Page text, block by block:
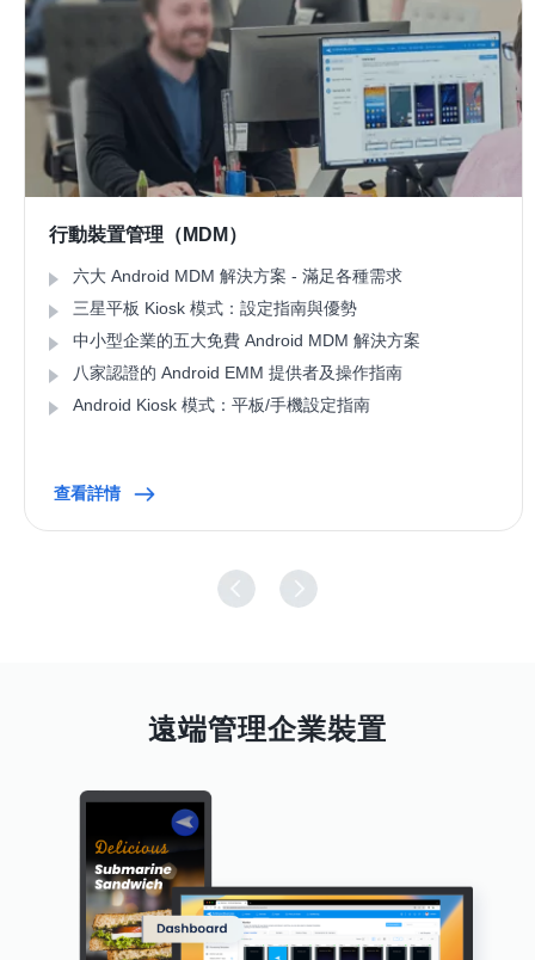
行動裝置管理（MDM）
六大 Android MDM 解決方案 - 滿足各種需求
三星平板 Kiosk 模式：設定指南與優勢
中小型企業的五大免費 Android MDM 解決方案
八家認證的 Android EMM 提供者及操作指南
Android Kiosk 模式：平板/手機設定指南
查看詳情
遠端管理企業裝置